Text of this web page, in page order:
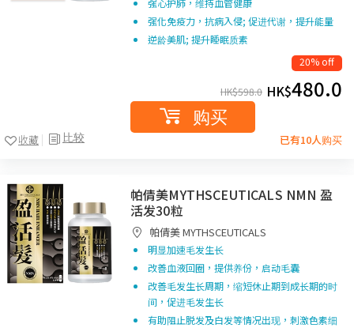
比较
收藏
强心护肺，维持血管健康
强化免疫力，抗病入侵; 促进代谢，提升能量
逆龄美肌; 提升睡眠质素
20% off
HK$598.0 HK$480.0
购买
已有10人购买
帕倩美MYTHSCEUTICALS NMN 盈
活发30粒
帕倩美 MYTHSCEUTICALS
明显加速毛发生长
改善血液回圈，提供养份，启动毛囊
改善毛发生长周期，缩短休止期到成长期的时
间，促进毛发生长
有助阻止脱发及白发等情况出现，刺激色素细